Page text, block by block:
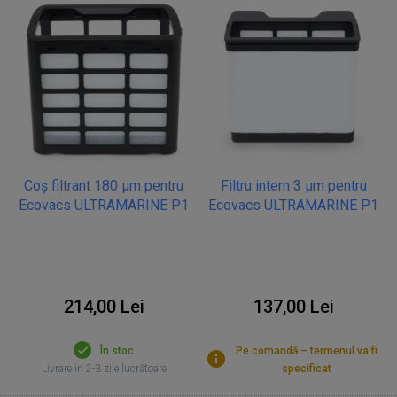
Coș filtrant 180 µm pentru
Ecovacs ULTRAMARINE P1
214,00 Lei
În stoc
Livrare in 2-3 zile lucrătoare
Filtru intern 3 µm pentru
Ecovacs ULTRAMARINE P1
137,00 Lei
Pe comandă – termenul va fi
specificat